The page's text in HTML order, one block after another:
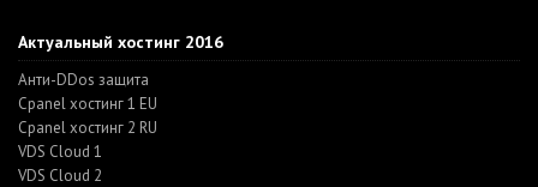
Актуальный хостинг 2016
Анти-DDos защита
Cpanel хостинг 1 EU
Cpanel хостинг 2 RU
VDS Cloud 1
VDS Cloud 2